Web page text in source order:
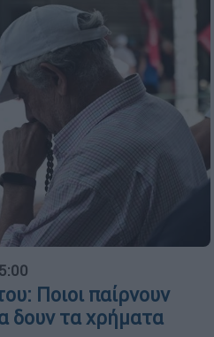
Ποιοι παίρνουν
δουν τα χρήματα